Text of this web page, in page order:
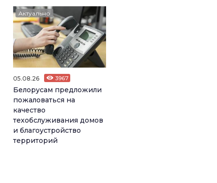
Актуально
05.08.26 3967
Белорусам предложили
пожаловаться на
качество
техобслуживания домов
и благоустройство
территорий